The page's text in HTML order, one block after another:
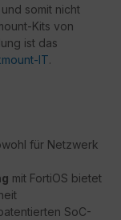
somit nicht
Kits von
ist das
IT.
für Netzwerk
mit FortiOS bietet
SoC-